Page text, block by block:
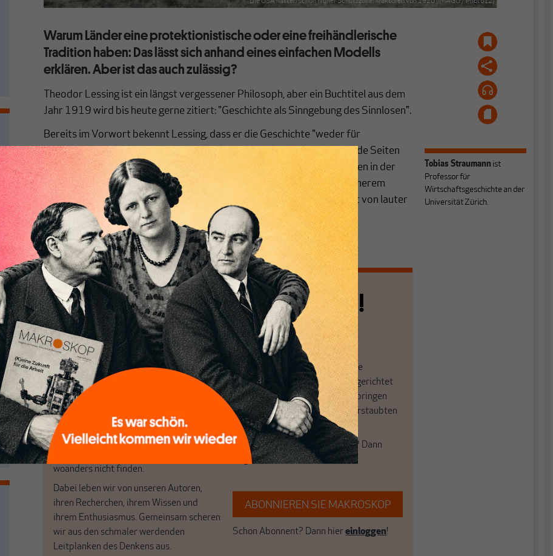
Warum Länder eine protektionistische oder eine freihändlerische
Tradition haben: Das lässt sich anhand eines einfachen Modells
erklären. Aber ist das auch zulässig?
Theodor Lessing ist ein längst vergessener Philosoph, aber ein Buchtitel aus dem
Jahr 1919 wird bis heute gerne zitiert: "Geschichte als Sinngebung des Sinnlosen".
Bereits im Vorwort bekennt Lessing, dass er die Geschichte "weder für
Wirklichkeit noch für Wissenschaft" halte, und macht sich über Dutzende Seiten
lustig über all diejenigen, die versuchen, irgendwelche Regelmässigkeiten in der
Vergangenheit zu identifizieren. "Die Weltgeschichte ist in noch viel höherem
Masse als die Geschichte des einzelnen ein undurchdringliches Dickicht von lauter
Überrumpelungen!"
[...]
Nichts schreibt sich von allein!
Nur für Abonnenten
MAKROSKOP analysiert
wirtschaftspolitische Themen aus einer
postkeynesianischen Perspektive und ist
damit in Deutschland einzigartig.
MAKROSKOP steht für das große Ganze.
Wir haben einen Blick auf Geld,
woanders nicht finden.
Dabei leben wir von unseren Autoren,
ihren Recherchen, ihrem Wissen und
ihrem Enthusiasmus. Gemeinsam scheren
wir aus den schmaler werdenden
Leitplanken des Denkens aus.
Wir verlassen die journalistische
Filterblase, in der sich viele eingerichtet
haben. Wir öffnen Fenster und bringen
frische Luft in die engen und verstaubten
Debattenräume.
Brauchen Sie auch frische Luft? Dann
folgen Sie einfach dem Button.
ABONNIEREN SIE MAKROSKOP
Schon Abonnent? Dann hier einloggen!
Tobias Straumann ist
Professor für
Wirtschaftsgeschichte an der
Universität Zürich.